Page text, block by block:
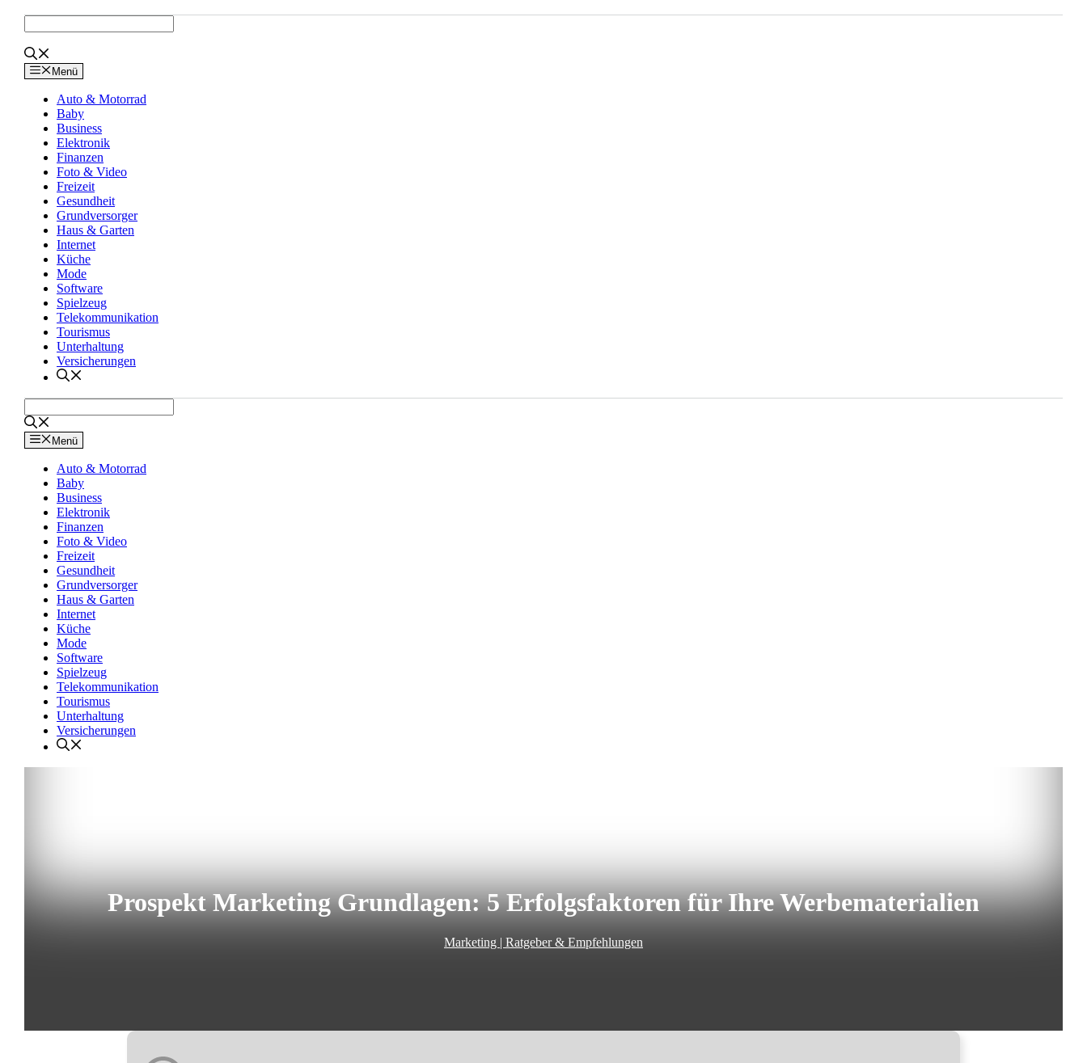
Inhalt
springen
Menü
Auto & Motorrad
Baby
Business
Elektronik
Finanzen
Foto & Video
Freizeit
Gesundheit
Grundversorger
Haus & Garten
Internet
Küche
Mode
Software
Spielzeug
Telekommunikation
Tourismus
Unterhaltung
Versicherungen
Menü
Auto & Motorrad
Baby
Business
Elektronik
Finanzen
Foto & Video
Freizeit
Gesundheit
Grundversorger
Haus & Garten
Internet
Küche
Mode
Software
Spielzeug
Telekommunikation
Tourismus
Unterhaltung
Versicherungen
Prospekt Marketing Grundlagen: 5 Erfolgsfaktoren für Ihre Werbematerialien
Marketing | Ratgeber & Empfehlungen